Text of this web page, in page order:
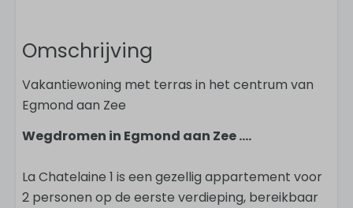
Omschrijving
Vakantiewoning met terras in het centrum van
Egmond aan Zee
Wegdromen in Egmond aan Zee ....
La Chatelaine 1 is een gezellig appartement voor
2 personen op de eerste verdieping, bereikbaar